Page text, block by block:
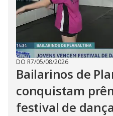
DO R7/05/08/2026
Bailarinos de
conquistam
festival de